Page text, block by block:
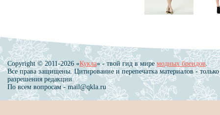
Copyright © 2011-2026 «Кукла» - твой гид в миремодных брендов.
Все права защищены. Цитирование и перепечатка материалов - только
разрешения редакции.
По всем вопросам - mail@qkla.ru